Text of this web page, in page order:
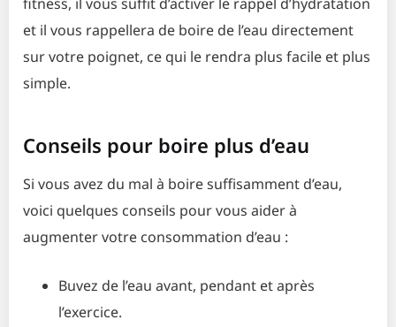
et il vous rappellera de boire de l’eau directement
sur votre poignet, ce qui le rendra plus facile et plus
simple.
Conseils pour boire plus d’eau
Si vous avez du mal à boire suffisamment d’eau,
voici quelques conseils pour vous aider à
augmenter votre consommation d’eau :
Buvez de l’eau avant, pendant et après
l’exercice.